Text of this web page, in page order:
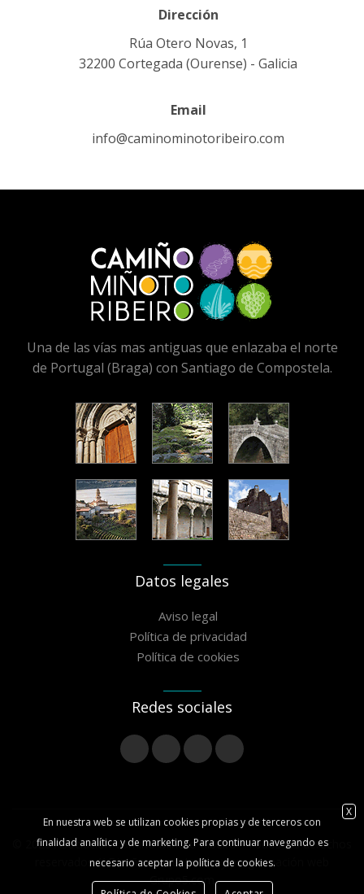
Dirección
Rúa Otero Novas, 1
32200 Cortegada (Ourense) - Galicia
Email
info@caminominotoribeiro.com
Una de las vías mas antiguas que enlazaba el norte
de Portugal (Braga) con Santiago de Compostela.
Datos legales
Aviso legal
Política de privacidad
Política de cookies
Redes sociales
© 2020 Asociación Camiño Miñoto Ribeiro - Todos los derechos
reservados // Diseño maquetación y programación web
Grupo5.com
X
En nuestra web se utilizan cookies propias y de terceros con
finalidad analítica y de marketing. Para continuar navegando es
necesario aceptar la política de cookies.